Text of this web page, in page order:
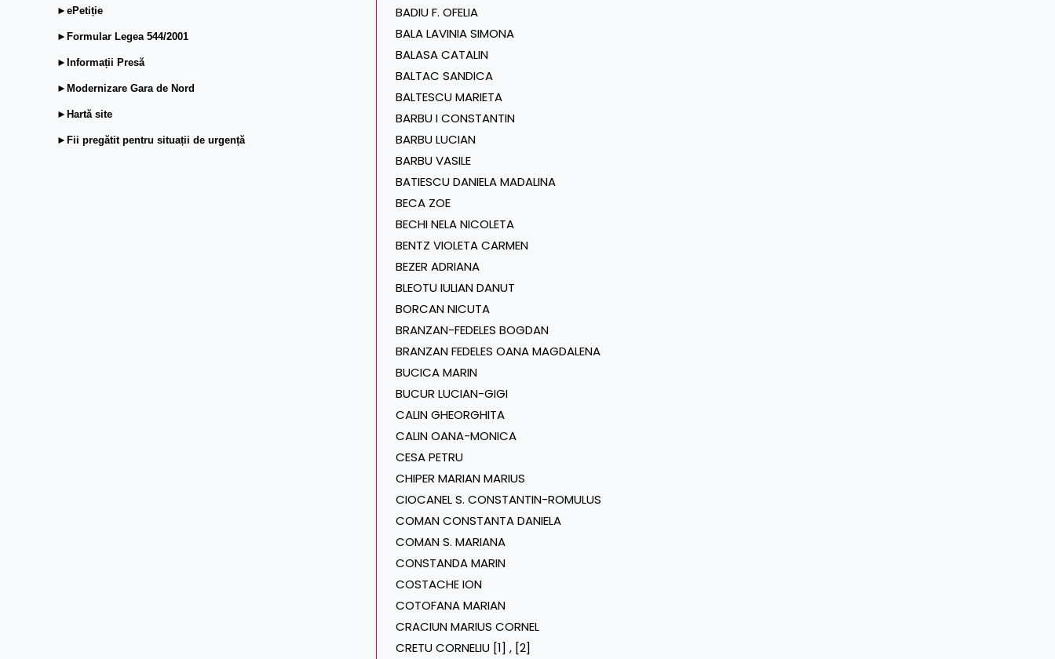
►ePetiție
►Formular Legea 544/2001
►Informații Presă
►Modernizare Gara de Nord
►Hartă site
►Fii pregătit pentru situații de urgență
BADIU F. OFELIA
BALA LAVINIA SIMONA
BALASA CATALIN
BALTAC SANDICA
BALTESCU MARIETA
BARBU I CONSTANTIN
BARBU LUCIAN
BARBU VASILE
BATIESCU DANIELA MADALINA
BECA ZOE
BECHI NELA NICOLETA
BENTZ VIOLETA CARMEN
BEZER ADRIANA
BLEOTU IULIAN DANUT
BORCAN NICUTA
BRANZAN-FEDELES BOGDAN
BRANZAN FEDELES OANA MAGDALENA
BUCICA MARIN
BUCUR LUCIAN-GIGI
CALIN GHEORGHITA
CALIN OANA-MONICA
CESA PETRU
CHIPER MARIAN MARIUS
CIOCANEL S. CONSTANTIN-ROMULUS
COMAN CONSTANTA DANIELA
COMAN S. MARIANA
CONSTANDA MARIN
COSTACHE ION
COTOFANA MARIAN
CRACIUN MARIUS CORNEL
CRETU CORNELIU [1] , [2]